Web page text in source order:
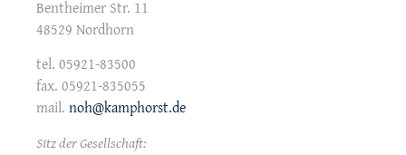
Bentheimer Str. 11
48529 Nordhorn
tel. 05921-83500
fax. 05921-835055
mail. noh@kamphorst.de
Sitz der Gesellschaft: